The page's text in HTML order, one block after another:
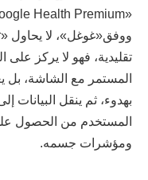
«Google Health Premium».
تقليدية، فهو لا يركز على
المستمر مع الشاشة،
المستخدم من الحصول
ومؤشرات جسمه.